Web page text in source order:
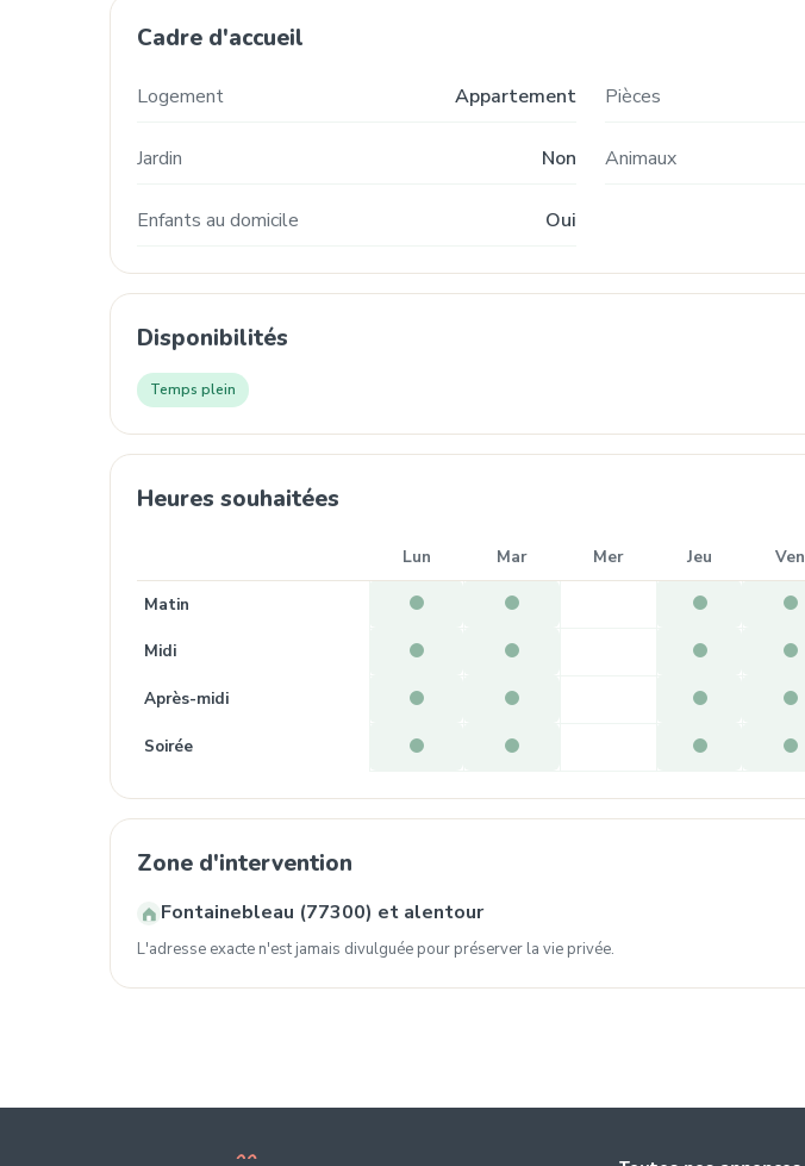
Cadre d'accueil
Logement Appartement Pièces
Jardin Non Animaux
Enfants au domicile Oui
Disponibilités
Temps plein
Heures souhaitées
Lun Mar Mer Jeu Ven
Matin
Midi
Après-midi
Soirée
Zone d'intervention
Fontainebleau (77300) et alentour
L'adresse exacte n'est jamais divulguée pour préserver la vie privée.